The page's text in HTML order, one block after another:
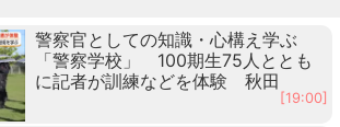
警察官としての知識・心構え学ぶ
「警察学校」 100期生75人ととも
に記者が訓練などを体験 秋田
[19:00]